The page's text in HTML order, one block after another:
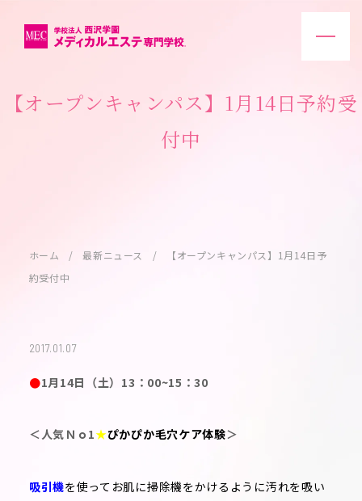
【オープンキャンパス】1月14日予約受
付中
ホーム 最新ニュース
【オープンキャンパス】1月14日予
約受付中
2017.01.07
●1月14日（土）13：00~15：30
＜人気Ｎｏ1★ぴかぴか毛穴ケア体験＞
吸引機を使ってお肌に掃除機をかけるように汚れを吸い